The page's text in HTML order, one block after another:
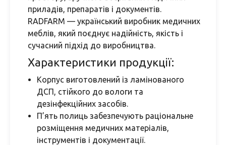
приладів, препаратів і документів.
RADFARM — український виробник медичних
меблів, який поєднує надійність, якість і
сучасний підхід до виробництва.
Характеристики продукції:
Корпус виготовлений із ламінованого
ДСП, стійкого до вологи та
дезінфекційних засобів.
П’ять полиць забезпечують раціональне
розміщення медичних матеріалів,
інструментів і документації.